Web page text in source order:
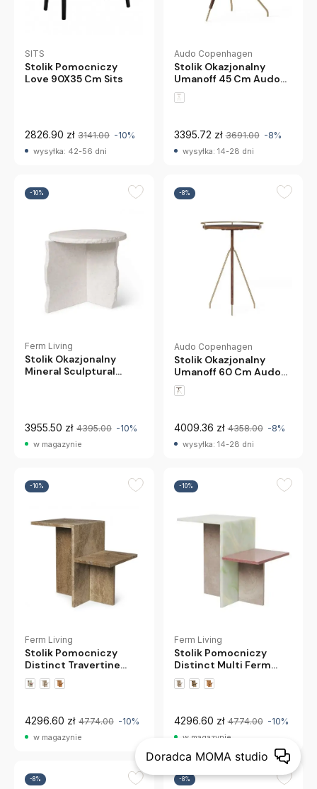
SITS
Stolik Pomocniczy
Love 90X35 Cm Sits
2826.90 zł 3141.00 -10%
wysyłka: 42-56 dni
Audo Copenhagen
Stolik Okazjonalny
Umanoff 45 Cm Audo
Copenhagen
3395.72 zł 3691.00 -8%
wysyłka: 14-28 dni
-10%
Ferm Living
Stolik Okazjonalny
Mineral Sculptural
3955.50 zł 4395.00 -10%
w magazynie
-8%
Audo Copenhagen
Stolik Okazjonalny
Umanoff 60 Cm Audo
Copenhagen
4009.36 zł 4358.00 -8%
wysyłka: 14-28 dni
-10%
Ferm Living
Stolik Pomocniczy
Distinct Travertine
Brązowy Ferm Living
4296.60 zł 4774.00 -10%
w magazynie
-10%
Ferm Living
Stolik Pomocniczy
Distinct Multi Ferm
Living
4296.60 zł 4774.00 -10%
w magazynie
-8% -8%
Doradca MOMA studio